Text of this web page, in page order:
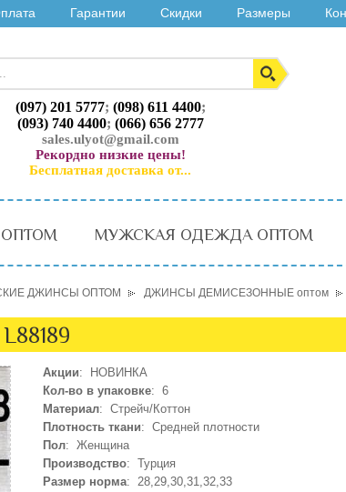
Гарантии Скидки Размеры
(097) 201 5777; (098) 611 4400;
(093) 740 4400; (066) 656 2777
sales.ulyot@gmail.com
Рекордно низкие цены!
Бесплатная доставка от...
МУЖСКАЯ ОДЕЖДА ОПТОМ
ДЖИНСЫ ОПТОМ ДЖИНСЫ ДЕМИСЕЗОННЫЕ оптом
Акции: НОВИНКА
Кол-во в упаковке: 6
Материал: Стрейч/Коттон
Плотность ткани: Средней плотности
Пол: Женщина
Производство: Турция
Размер норма: 28,29,30,31,32,33